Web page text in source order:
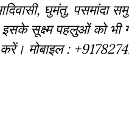
घुमंतु, पसमांदा
सूक्ष्म पहलुओं को भी
मोबाइल :